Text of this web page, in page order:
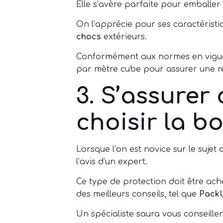
Elle s’avère parfaite pour
On l’apprécie pour ses
chocs extérieurs.
Conformément aux normes en
par mètre cube pour assurer une
3.
choisir la
Lorsque l’on est novice sur le
l’avis d’un expert.
Ce type de protection doit être
des meilleurs conseils, tel que
Un spécialiste saura vous